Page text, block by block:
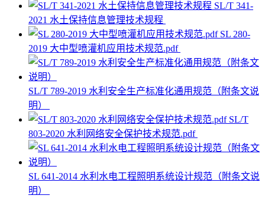
SL/T 341-
2021 水土保持信息管理技术规程
SL 280-
2019 大中型喷灌机应用技术规范.pdf
SL/T 789-2019 水利安全生产标准化通用规范（附条文说
明）
SL/T
803-2020 水利网络安全保护技术规范.pdf
SL 641-2014 水利水电工程照明系统设计规范（附条文说
明）